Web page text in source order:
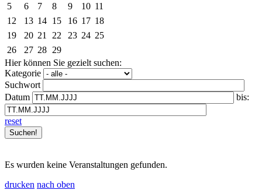
5
6 7 8 9 10 11
12
13 14 15 16 17 18
19
20 21 22 23 24 25
26
27 28 29
Hier können Sie gezielt suchen:
Kategorie
Suchwort
Datum
bis:
reset
Es wurden keine Veranstaltungen gefunden.
drucken nach oben